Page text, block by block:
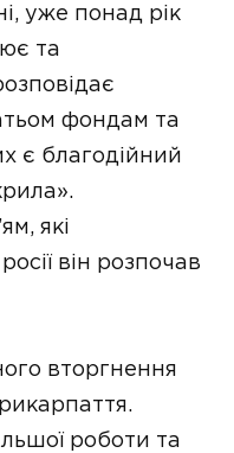
уже понад рік
та
фондам та
є благодійний
які
він розпочав
вторгнення
роботи та